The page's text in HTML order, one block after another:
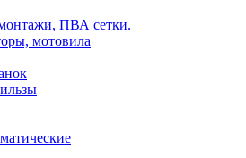
ПВА сетки.
мотовила